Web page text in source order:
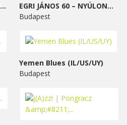
EGRI JÁNOS 60 – NYÚLON...
Budapest
Yemen Blues (IL/US/UY)
Budapest